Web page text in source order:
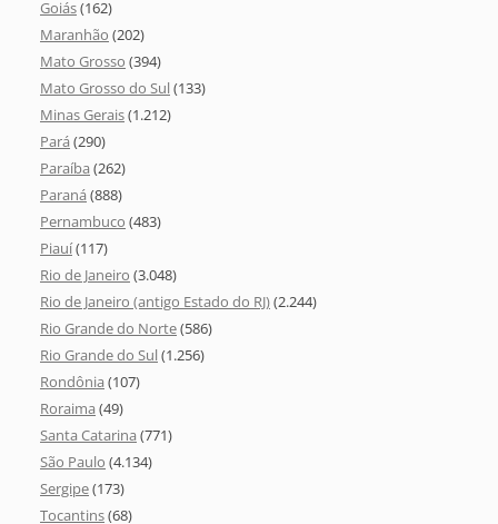
Goiás(162)
Maranhão (202)
Mato Grosso (394)
Mato Grosso do Sul(133)
Minas Gerais(1.212)
Pará (290)
Paraíba (262)
Paraná (888)
Pernambuco (483)
Piauí(117)
Rio de Janeiro (3.048)
Rio de Janeiro (antigo Estado do RJ)(2.244)
Rio Grande do Norte(586)
Rio Grande do Sul(1.256)
Rondônia (107)
Roraima (49)
Santa Catarina (771)
São Paulo (4.134)
Sergipe(173)
Tocantins(68)